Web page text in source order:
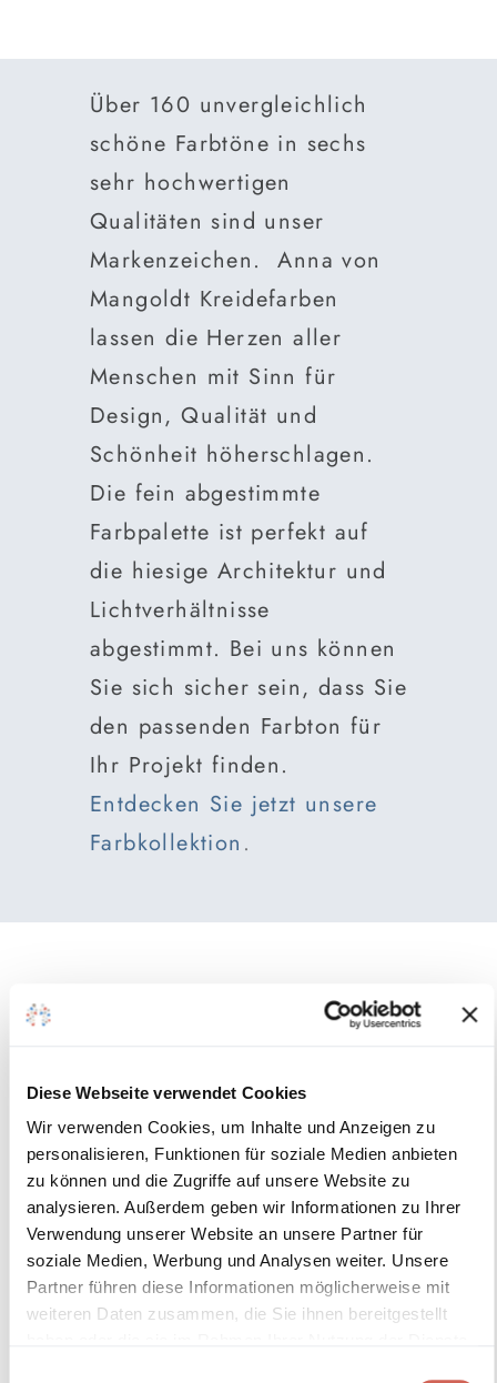
Diese Webseite verwendet Cookies
Wir verwenden Cookies, um Inhalte und Anzeigen zu
personalisieren, Funktionen für soziale Medien anbieten
zu können und die Zugriffe auf unsere Website zu
analysieren. Außerdem geben wir Informationen zu Ihrer
Verwendung unserer Website an unsere Partner für
soziale Medien, Werbung und Analysen weiter. Unsere
Partner führen diese Informationen möglicherweise mit
weiteren Daten zusammen, die Sie ihnen bereitgestellt
Über 160 unvergleichlich
schöne Farbtöne in sechs
sehr hochwertigen
Qualitäten sind unser
Markenzeichen. Anna von
Mangoldt Kreidefarben
lassen die Herzen aller
Menschen mit Sinn für
Design, Qualität und
Schönheit höherschlagen.
Die fein abgestimmte
Farbpalette ist perfekt auf
die hiesige Architektur und
Lichtverhältnisse
abgestimmt. Bei uns können
Sie sich sicher sein, dass Sie
den passenden Farbton für
Ihr Projekt finden.
Entdecken Sie jetzt unsere
Farbkollektion .